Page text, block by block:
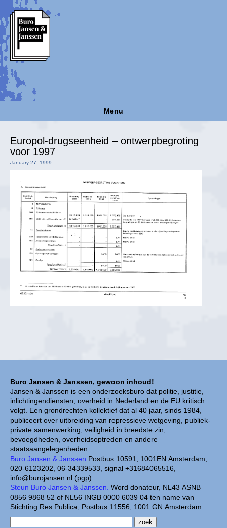
Menu
Buro Jansen & Janssen, gewoon inhoud!
Jansen & Janssen is een onderzoeksburo dat politie, justitie,
inlichtingendiensten, overheid in Nederland en de EU kritisch
volgt. Een grondrechten kollektief dat al 40 jaar, sinds 1984,
publiceert over uitbreiding van repressieve wetgeving, publiek-
private samenwerking, veiligheid in breedste zin,
bevoegdheden, overheidsoptreden en andere
staatsaangelegenheden.
Buro Jansen & Janssen Postbus 10591, 1001EN Amsterdam,
020-6123202, 06-34339533, signal +31684065516,
info@burojansen.nl (pgp)
Steun Buro Jansen & Janssen. Word donateur, NL43 ASNB
0856 9868 52 of NL56 INGB 0000 6039 04 ten name van
Stichting Res Publica, Postbus 11556, 1001 GN Amsterdam.
Europol-drugseenheid – ontwerpbegroting
voor 1997
January 27, 1999